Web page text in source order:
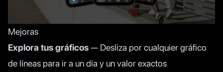
Mejoras
Explora tus gráficos— Desliza por cualquier gráfico
de líneas para ir a un día y un valor exactos